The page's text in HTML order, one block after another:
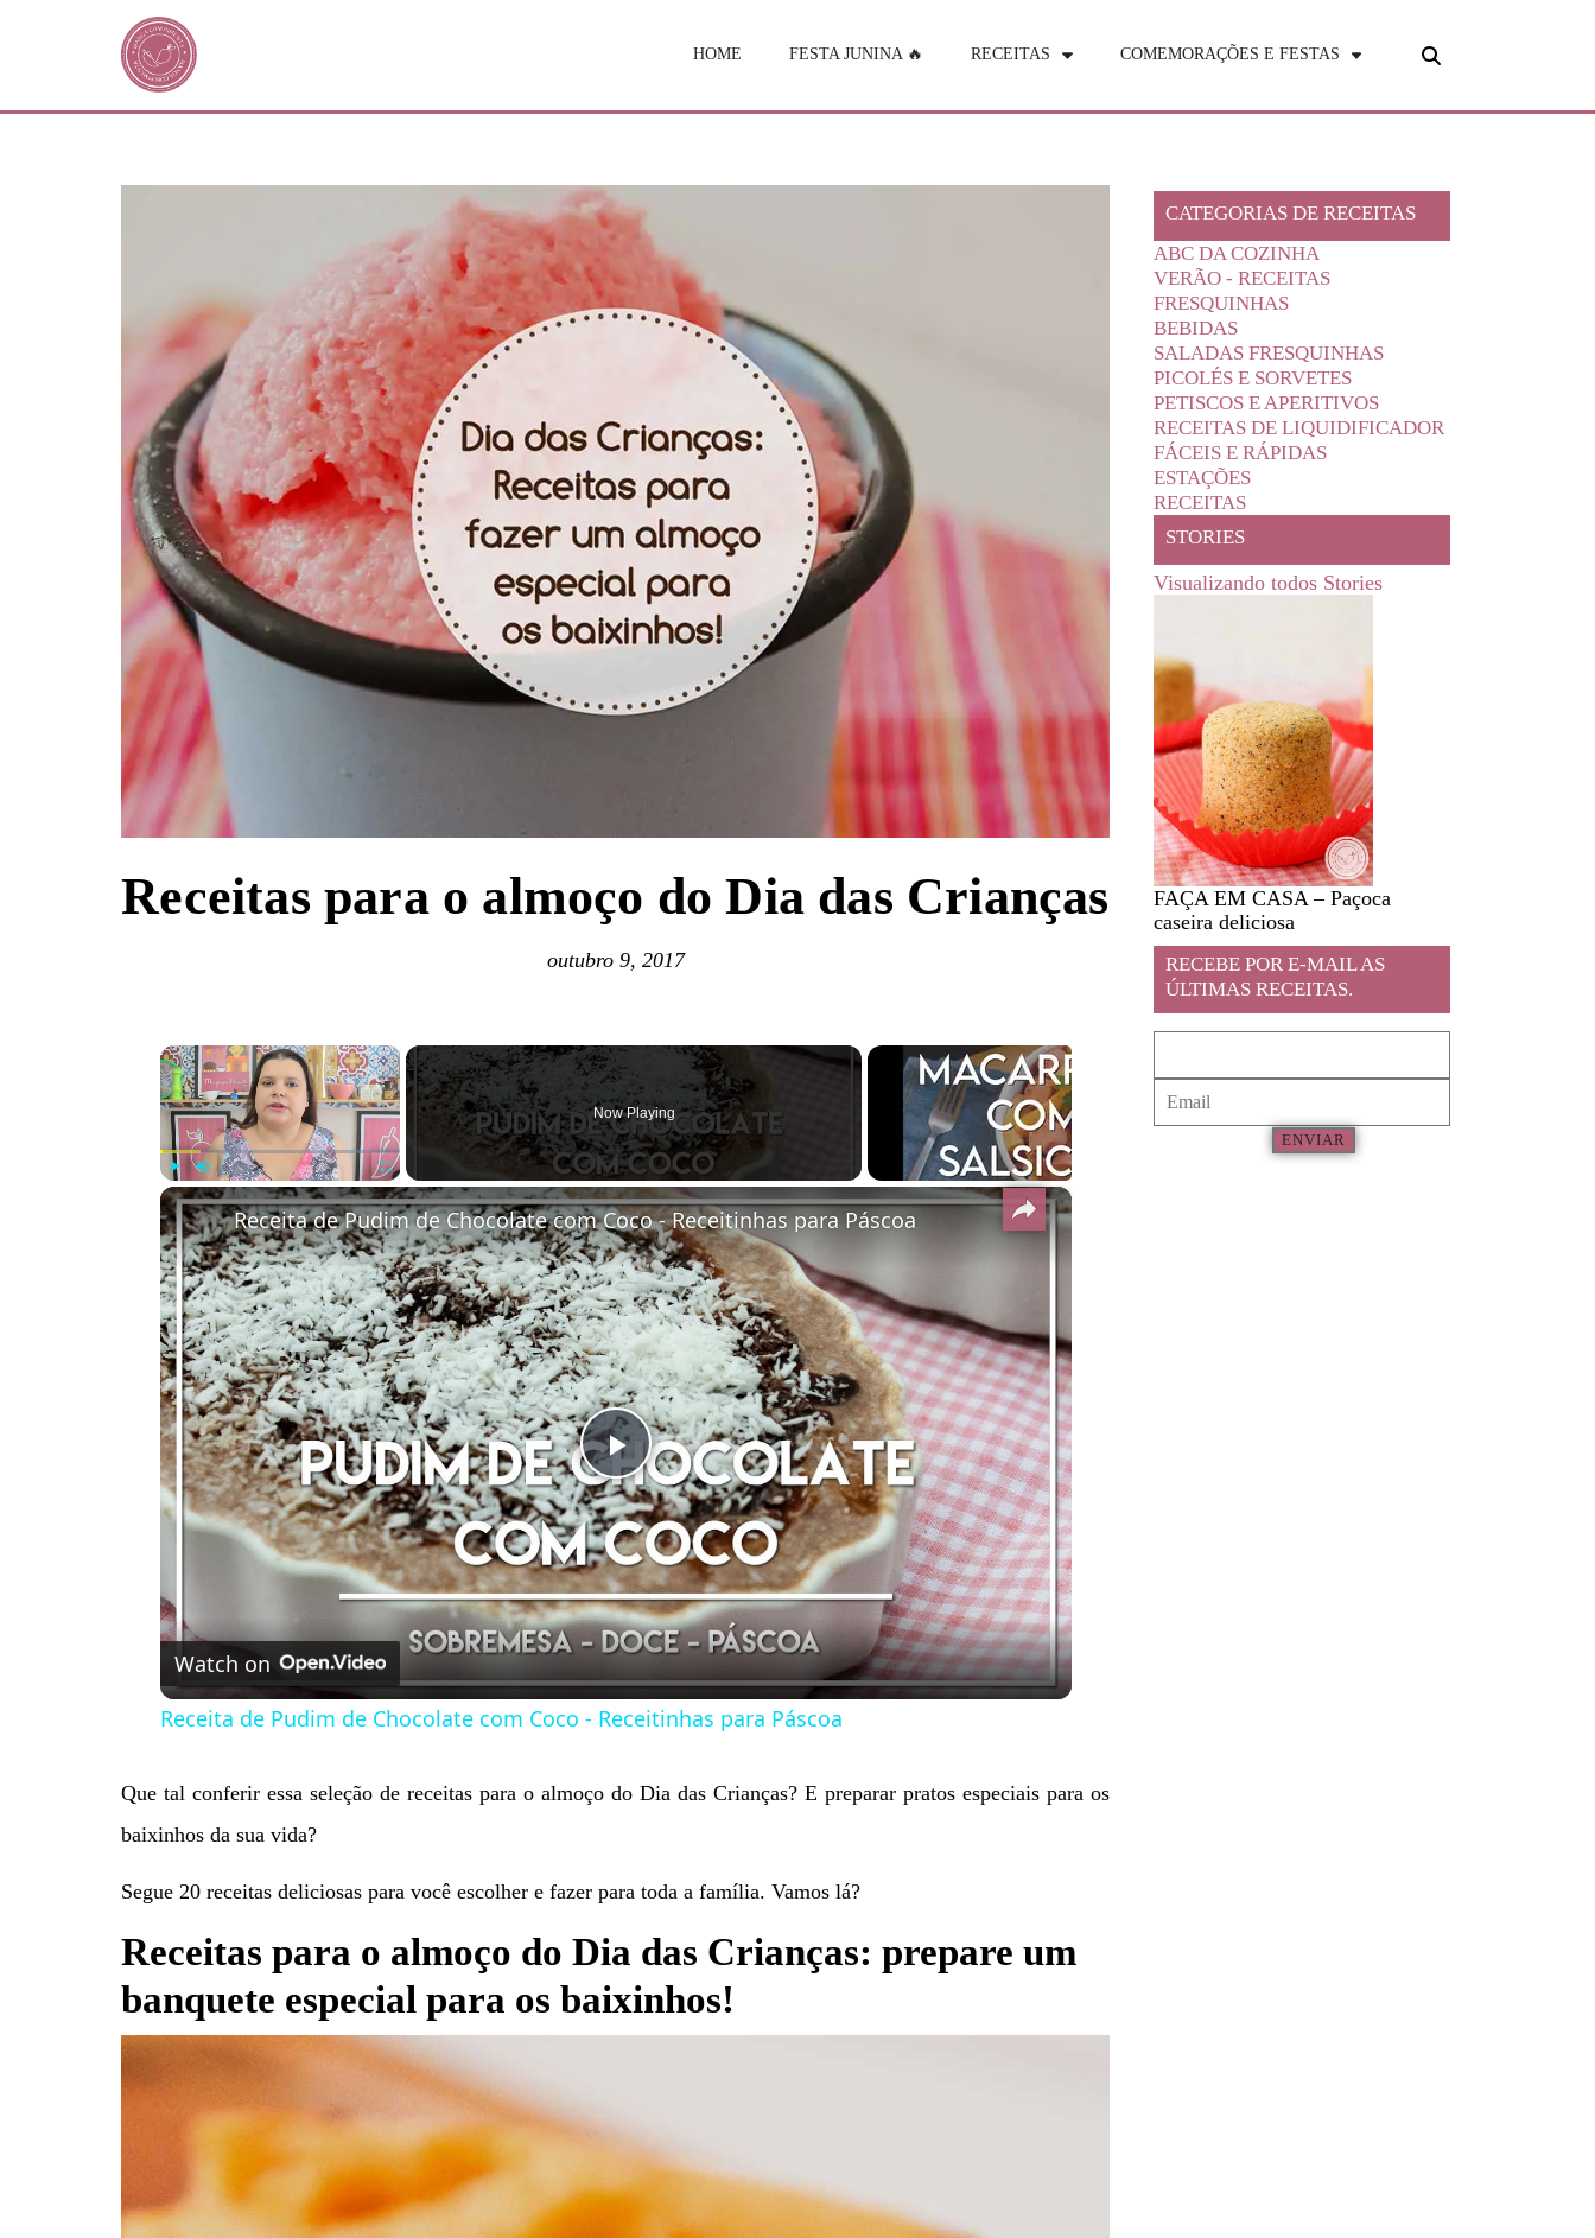
HOME FESTA JUNINA 🔥 RECEITAS COMEMORAÇÕES E FESTAS
Receitas para o almoço do Dia das Crianças
outubro 9, 2017
×
Play Unmute Fullscreen
Now Playing
×
Play
Video
Receita de Pudim de Chocolate com Coco - Receitinhas para Páscoa
Watch on
Receita de Pudim de Chocolate com Coco - Receitinhas para Páscoa
Que tal conferir essa seleção de receitas para o almoço do Dia das Crianças? E preparar pratos especiais para os
baixinhos da sua vida?
Segue 20 receitas deliciosas para você escolher e fazer para toda a família. Vamos lá?
Receitas para o almoço do Dia das Crianças: prepare um
banquete especial para os baixinhos!
CATEGORIAS DE RECEITAS
ABC DA COZINHA
VERÃO - RECEITAS
FRESQUINHAS
BEBIDAS
SALADAS FRESQUINHAS
PICOLÉS E SORVETES
PETISCOS E APERITIVOS
RECEITAS DE LIQUIDIFICADOR
FÁCEIS E RÁPIDAS
ESTAÇÕES
RECEITAS
STORIES
Visualizando todos Stories
FAÇA EM CASA – Paçoca
caseira deliciosa
RECEBE POR E-MAIL AS
ÚLTIMAS RECEITAS.
ENVIAR